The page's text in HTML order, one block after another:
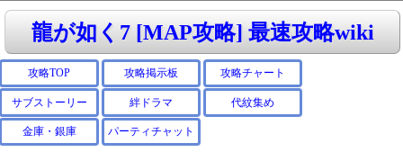
龍が如く7 [MAP攻略] 最速攻略wiki
攻略TOP 攻略掲示板 攻略チャート
サブストーリー 絆ドラマ 代紋集め
金庫・銀庫 パーティチャット